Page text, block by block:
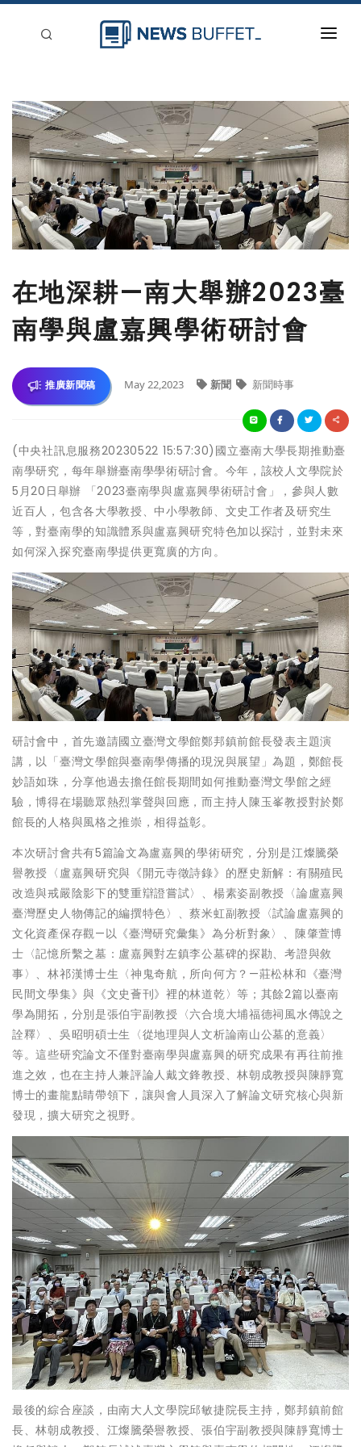
新聞稿分類
登入
刊登
在地深耕—南大舉辦2023臺
南學與盧嘉興學術研討會
推廣新聞稿 May 22,2023 新聞 新聞時事
(中央社訊息服務20230522 15:57:30)國立臺南大學長期推動臺
南學研究，每年舉辦臺南學學術研討會。今年，該校人文學院於
5月20日舉辦 「2023臺南學與盧嘉興學術研討會」，參與人數
近百人，包含各大學教授、中小學教師、文史工作者及研究生
等，對臺南學的知識體系與盧嘉興研究特色加以探討，並對未來
如何深入探究臺南學提供更寬廣的方向。
研討會中，首先邀請國立臺灣文學館鄭邦鎮前館長發表主題演
講，以「臺灣文學館與臺南學傳播的現況與展望」為題，鄭館長
妙語如珠，分享他過去擔任館長期間如何推動臺灣文學館之經
驗，博得在場聽眾熱烈掌聲與回應，而主持人陳玉峯教授對於鄭
館長的人格與風格之推崇，相得益彰。
本次研討會共有5篇論文為盧嘉興的學術研究，分別是江燦騰榮
譽教授〈盧嘉興研究與《開元寺徵詩錄》的歷史新解：有關殖民
改造與戒嚴陰影下的雙重辯證嘗試〉、楊素姿副教授〈論盧嘉興
臺灣歷史人物傳記的編撰特色〉、蔡米虹副教授〈試論盧嘉興的
文化資產保存觀—以《臺灣研究彙集》為分析對象〉、陳肇萱博
士〈記憶所繫之墓：盧嘉興對左鎮李公墓碑的探勘、考證與敘
事〉、林祁漢博士生〈神鬼奇航，所向何方？—莊松林和《臺灣
民間文學集》與《文史薈刊》裡的林道乾〉等；其餘2篇以臺南
學為開拓，分別是張伯宇副教授〈六合境大埔福德祠風水傳說之
詮釋〉、吳昭明碩士生〈從地理與人文析論南山公墓的意義〉
等。這些研究論文不僅對臺南學與盧嘉興的研究成果有再往前推
進之效，也在主持人兼評論人戴文鋒教授、林朝成教授與陳靜寬
博士的畫龍點睛帶領下，讓與會人員深入了解論文研究核心與新
發現，擴大研究之視野。
最後的綜合座談，由南大人文學院邱敏捷院長主持，鄭邦鎮前館
長、林朝成教授、江燦騰榮譽教授、張伯宇副教授與陳靜寬博士